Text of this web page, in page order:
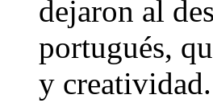
dejaron al
portugués,
y